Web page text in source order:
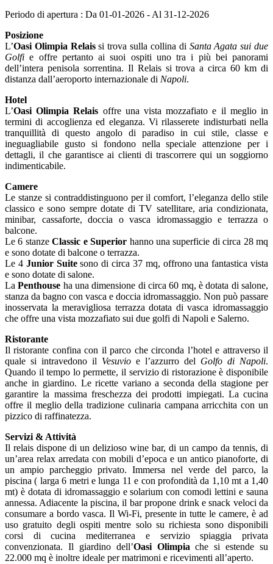
Periodo di apertura : Da 01-01-2026 - Al 31-12-2026
Posizione
L’Oasi Olimpia Relaissi trova sulla collina di Santa Agata sui due
Golfie offre pertanto ai suoi ospiti uno tra i più bei panorami
dell’intera penisola sorrentina. Il Relais si trova a circa 60 km di
distanza dall’aeroporto internazionale di Napoli.
Hotel
L’Oasi Olimpia Relais offre una vista mozzafiato e il meglio in
termini di accoglienza ed eleganza. Vi rilasserete indisturbati nella
tranquillità di questo angolo di paradiso in cui stile, classe e
ineguagliabile gusto si fondono nella speciale attenzione per i
dettagli, il che garantisce ai clienti di trascorrere qui un soggiorno
indimenticabile.
Camere
Le stanze si contraddistinguono per il comfort, l’eleganza dello stile
classico e sono sempre dotate di TV satellitare, aria condizionata,
minibar, cassaforte, doccia o vasca idromassaggio e terrazza o
balcone.
Le 6 stanzeClassic e Superior hanno una superficie di circa 28 mq
e sono dotate di balcone o terrazza.
Le 4 Junior Suitesono di circa 37 mq, offrono una fantastica vista
e sono dotate di salone.
LaPenthouse ha una dimensione di circa 60 mq, è dotata di salone,
stanza da bagno con vasca e doccia idromassaggio. Non può passare
inosservata la meravigliosa terrazza dotata di vasca idromassaggio
che offre una vista mozzafiato sui due golfi di Napoli e Salerno.
Ristorante
Il ristorante confina con il parco che circonda l’hotel e attraverso il
quale si intravedono il Vesuvio e l’azzurro del Golfo di Napoli.
Quando il tempo lo permette, il servizio di ristorazione è disponibile
anche in giardino. Le ricette variano a seconda della stagione per
garantire la massima freschezza dei prodotti impiegati. La cucina
offre il meglio della tradizione culinaria campana arricchita con un
pizzico di raffinatezza.
Servizi & Attività
Il relais dispone di un delizioso wine bar, di un campo da tennis, di
un’area relax arredata con mobili d’epoca e un antico pianoforte, di
un ampio parcheggio privato. Immersa nel verde del parco, la
piscina ( larga 6 metri e lunga 11 e con profondità da 1,10 mt a 1,40
mt) è dotata di idromassaggio e solarium con comodi lettini e sauna
annessa. Adiacente la piscina, il bar propone drink e snack veloci da
consumare a bordo vasca. Il Wi-Fi, presente in tutte le camere, è ad
uso gratuito degli ospiti mentre solo su richiesta sono disponibili
corsi di cucina mediterranea e servizio spiaggia privata
convenzionata. Il giardino dell’Oasi Olimpia che si estende su
22.000 mq è inoltre ideale per matrimoni e ricevimenti all’aperto.